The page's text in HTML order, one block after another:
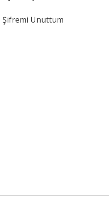
Şifremi Unuttum